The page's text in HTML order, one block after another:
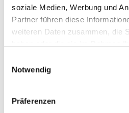
soziale Medien, Werbung und
Partner führen diese
weiteren Daten zusammen, die
Notwendig
Präferenzen
Dressurreiterin aus
gefördert Warendorf. Neues
Deutscher Pferdesport
Januar wird sie nun finanziell
Spenden